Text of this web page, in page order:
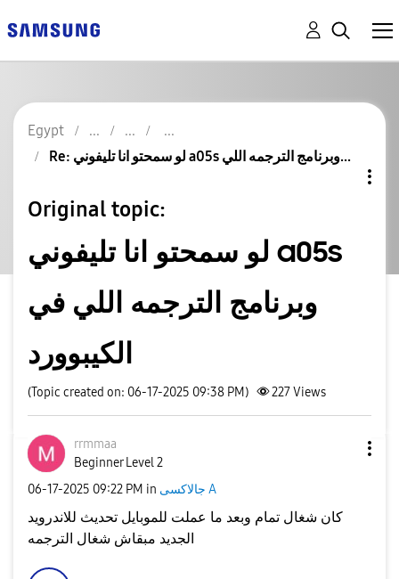
Egypt
Re: لو سمحتو انا تليفوني a05s وبرنامج الترجمه اللي...
Original topic:
لو سمحتو انا تليفوني a05s
وبرنامج الترجمه اللي في
الكيبوورد
(Topic created on: 06-17-2025 09:38 PM) 227Views
rrmmaa
Beginner Level 2
‎06-17-2025 09:22 PM in جالاكسى A
كان شغال تمام وبعد ما عملت للموبايل تحديث للاندرويد